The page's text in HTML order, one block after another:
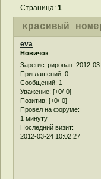
красивый
Страница:1
eva
Новичок
Зарегистрирован: 2012-
Приглашений: 0
Сообщений: 1
Уважение: [+0/-0]
Позитив: [+0/-0]
Провел на форуме:
1 минуту
Последний визит:
2012-03-24 10:02:27